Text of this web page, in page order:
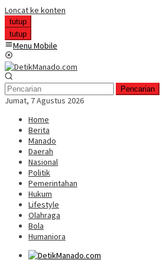
Loncat ke konten
tutup
tutup
Menu Mobile
Pencarian
Jumat, 7 Agustus 2026
Home
Berita
Manado
Daerah
Nasional
Politik
Pemerintahan
Hukum
Lifestyle
Olahraga
Bola
Humaniora